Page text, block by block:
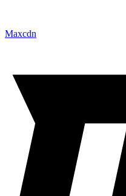
Maxcdn